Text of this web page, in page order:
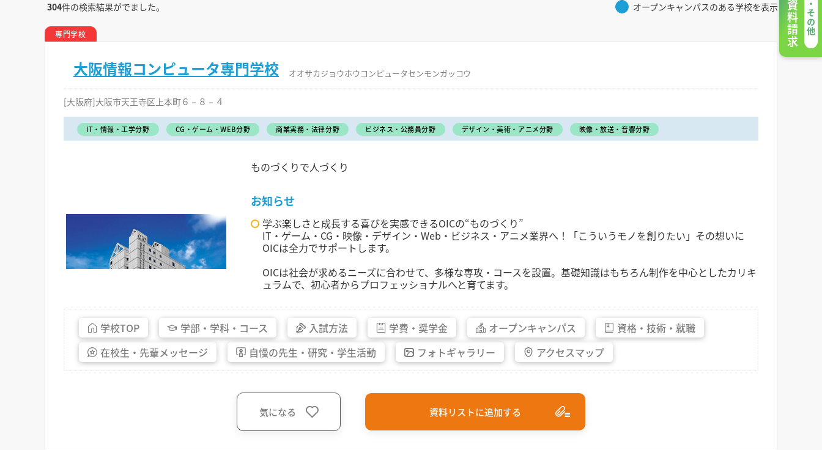
304件の検索結果がでました。 オープンキャンパスのある学校を表示
専門学校
大阪情報コンピュータ専門学校 オオサカジョウホウコンピュータセンモンガッコウ
[大阪府]大阪市天王寺区上本町６－８－４
IT・情報・工学分野 CG・ゲーム・WEB分野 商業実務・法律分野 ビジネス・公務員分野 デザイン・美術・アニメ分野 映像・放送・音響分野
ものづくりで人づくり
お知らせ
学ぶ楽しさと成長する喜びを実感できるOICの“ものづくり”
IT・ゲーム・CG・映像・デザイン・Web・ビジネス・アニメ業界へ！「こういうモノを創りたい」その想いに
OICは全力でサポートします。
OICは社会が求めるニーズに合わせて、多様な専攻・コースを設置。基礎知識はもちろん制作を中心としたカリキ
ュラムで、初心者からプロフェッショナルへと育てます。
学校TOP 学部・ 学科・ コース 入試方法 学費・ 奨学金 オープンキャンパス 資格・ 技術・ 就職
在校生・ 先輩メッセージ 自慢の先生・ 研究・ 学生活動 フォトギャラリー アクセスマップ
気になる 資料リストに追加する